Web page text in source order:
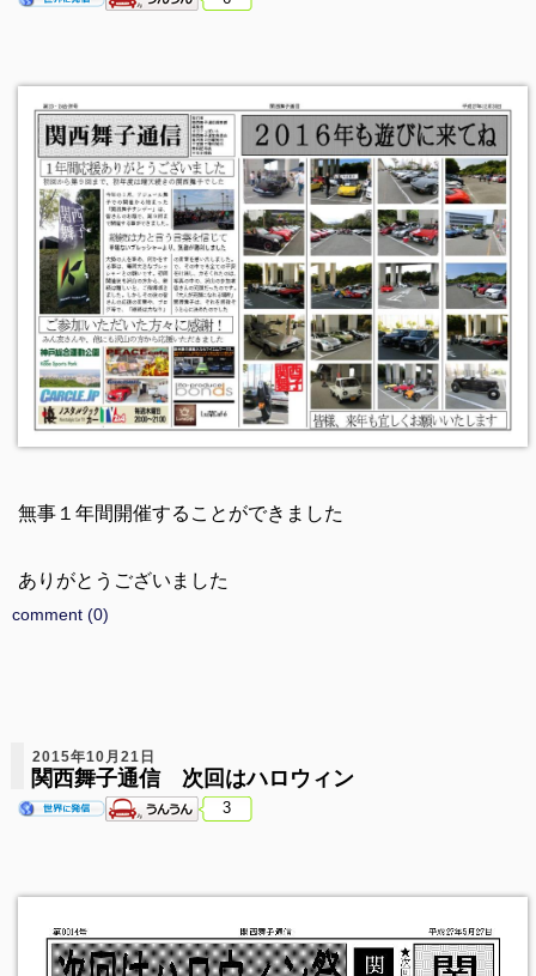
無事１年間開催することができました
ありがとうございました
comment (0)
2015年10月21日
関西舞子通信 次回はハロウィン
3